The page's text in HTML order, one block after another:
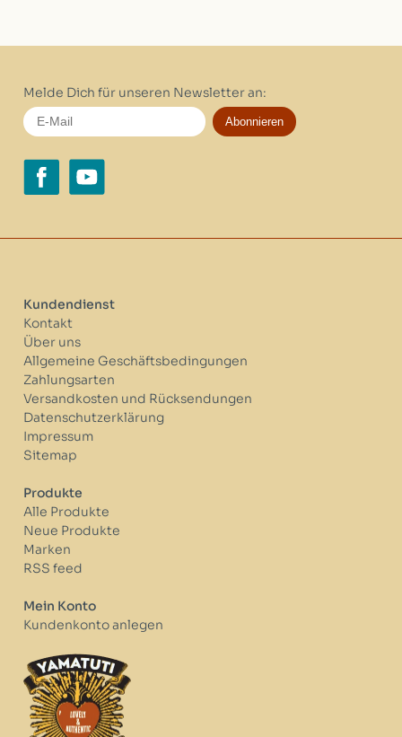
Melde Dich für unseren Newsletter an:
Abonnieren
Kundendienst
Kontakt
Über uns
Allgemeine Geschäftsbedingungen
Zahlungsarten
Versandkosten und Rücksendungen
Datenschutzerklärung
Impressum
Sitemap
Produkte
Alle Produkte
Neue Produkte
Marken
RSS feed
Mein Konto
Kundenkonto anlegen